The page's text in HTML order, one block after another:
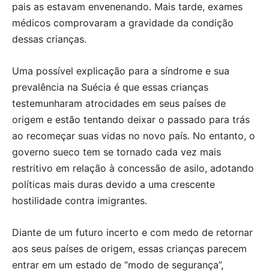
pais as estavam envenenando. Mais tarde, exames
médicos comprovaram a gravidade da condição
dessas crianças.
Uma possível explicação para a síndrome e sua
prevalência na Suécia é que essas crianças
testemunharam atrocidades em seus países de
origem e estão tentando deixar o passado para trás
ao recomeçar suas vidas no novo país. No entanto, o
governo sueco tem se tornado cada vez mais
restritivo em relação à concessão de asilo, adotando
políticas mais duras devido a uma crescente
hostilidade contra imigrantes.
Diante de um futuro incerto e com medo de retornar
aos seus países de origem, essas crianças parecem
entrar em um estado de “modo de segurança”,